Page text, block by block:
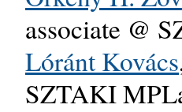
associate @
Lóránt Kovács
SZTAKI